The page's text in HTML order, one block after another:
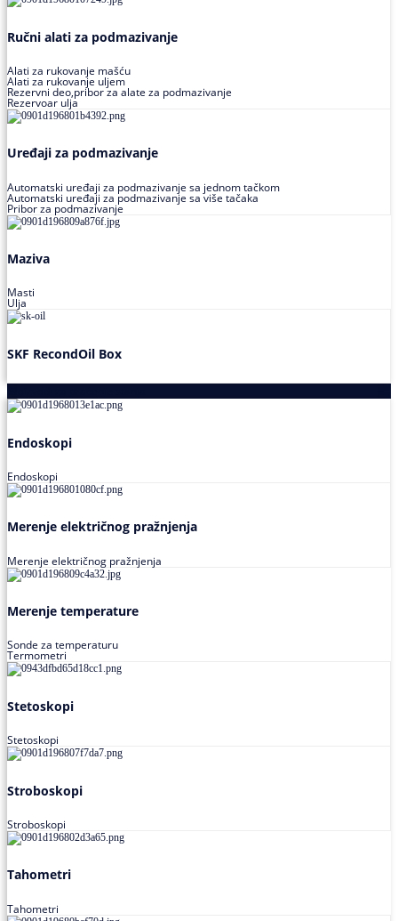
Ručni alati za podmazivanje
Alati za rukovanje mašću
Alati za rukovanje uljem
Rezervni deo,pribor za alate za podmazivanje
Rezervoar ulja
Uređaji za podmazivanje
Automatski uređaji za podmazivanje sa jednom tačkom
Automatski uređaji za podmazivanje sa više tačaka
Pribor za podmazivanje
Maziva
Masti
Ulja
SKF RecondOil Box
Endoskopi
Endoskopi
Merenje električnog pražnjenja
Merenje električnog pražnjenja
Merenje temperature
Sonde za temperaturu
Termometri
Stetoskopi
Stetoskopi
Stroboskopi
Stroboskopi
Tahometri
Tahometri